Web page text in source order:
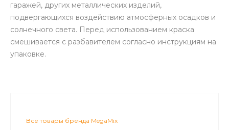
гаражей, других металлических изделий,
подвергающихся воздействию атмосферных осадков и
солнечного света. Перед использованием краска
смешивается с разбавителем согласно инструкциям на
упаковке.
Все товары бренда MegaMix